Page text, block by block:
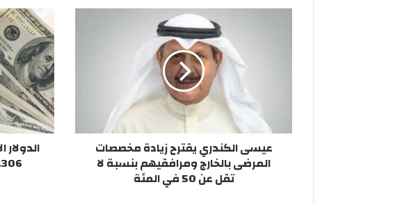
عيسى الكندري يقترح زيادة مخصصات
المرضى بالخارج ومرافقيهم بنسبة لا
تقل عن 50 في المئة
0.306 واليورو